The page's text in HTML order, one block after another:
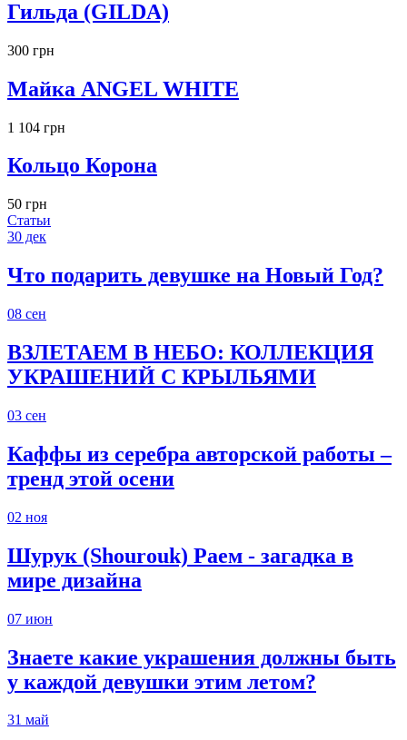
Гильда (GILDA)
300 грн
Майка ANGEL WHITE
1 104 грн
Кольцо Корона
50 грн
Статьи
30 дек
Что подарить девушке на Новый Год?
08 сен
ВЗЛЕТАЕМ В НЕБО: КОЛЛЕКЦИЯ
УКРАШЕНИЙ С КРЫЛЬЯМИ
03 сен
Каффы из серебра авторской работы –
тренд этой осени
02 ноя
Шурук (Shourouk) Раем - загадка в
мире дизайна
07 июн
Знаете какие украшения должны быть
у каждой девушки этим летом?
31 май